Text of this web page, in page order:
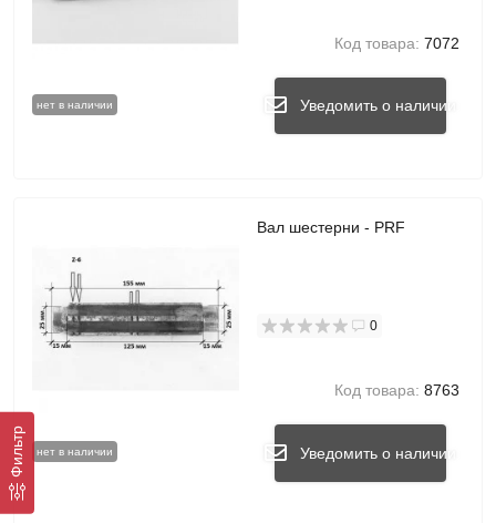
Фильтр
нет в наличии
Код товара: 7072
Уведомить о наличии
нет в наличии
Вал шестерни - PRF
0
Код товара: 8763
Уведомить о наличии